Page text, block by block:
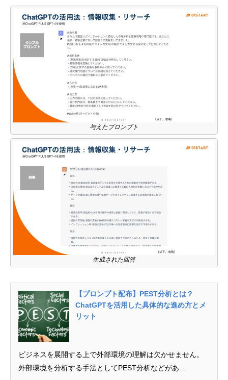
与えたプロンプト
生成された回答
【プロンプト配布】PEST分析とは？
ChatGPTを活用した具体的な進め方とメ
リット
ビジネスを展開する上で外部環境の理解は欠かせません。
外部環境を分析する手法としてPEST分析などがあ...